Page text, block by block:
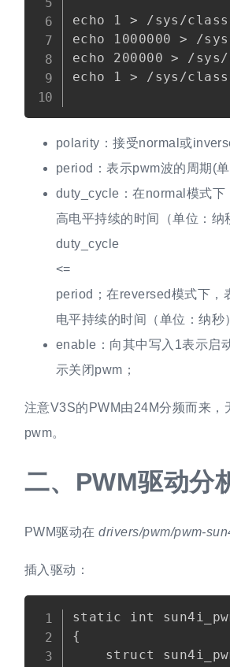
echo 1 > /sys/class/
echo 1000000 > /
echo 200000 > /
echo 1 > /sys/class/
polarity：接受normal或
period：表示pwm波的周期(单
duty_cycle：在normal模式下
高电平持续的时间（单位：纳
duty_cycle
<=
period；在reversed模式下，
电平持续的时间（单位：纳秒
enable：向其中写入1表示启
示关闭pwm；
注意V3S的PWM由24M分频而来，
pwm。
二、 PWM驱动分
PWM驱动在drivers/pwm/pwm-
插入驱动：
static int
{
struct